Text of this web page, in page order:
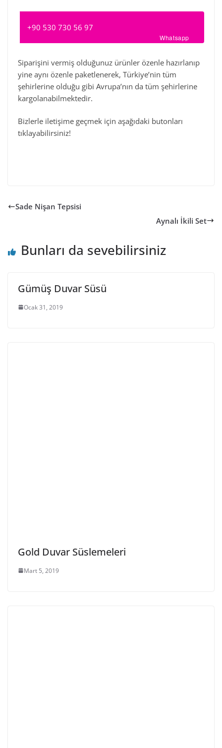
+90 530 730 56 97
Whatsapp
Siparişini vermiş olduğunuz ürünler özenle hazırlanıp
yine aynı özenle paketlenerek, Türkiye’nin tüm
şehirlerine olduğu gibi Avrupa’nın da tüm şehirlerine
kargolanabilmektedir.
Bizlerle iletişime geçmek için aşağıdaki butonları
tıklayabilirsiniz!
Sade Nişan Tepsisi
Aynalı İkili Set
Bunları da sevebilirsiniz
Gümüş Duvar Süsü
Ocak 31, 2019
Gold Duvar Süslemeleri
Mart 5, 2019